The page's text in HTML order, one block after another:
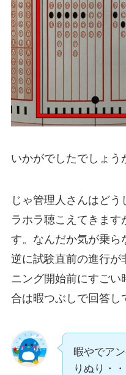
いかがでしたでしょう
じゃ管理人さんはど
ラホラ聴こえてきま
す。なんだか気が乗ら
逆に試験直前の進行が
ニング開始前にすごい
合は暇つぶしで回答し
暇やでア
りぬり・・